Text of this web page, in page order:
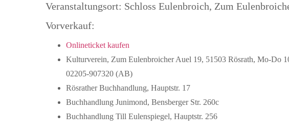
Veranstaltungsort: Schloss Eulenbroich, Zum
Vorverkauf:
Onlineticket kaufen
Kulturverein, Zum Eulenbroicher Auel 19, 51503 Rösrath, Mo-Do
02205-907320 (AB)
Rösrather Buchhandlung, Hauptstr. 17
Buchhandlung Junimond, Bensberger Str. 260c
Buchhandlung Till Eulenspiegel, Hauptstr. 256